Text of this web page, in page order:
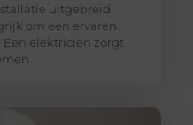
uitgebreid
om een ervaren
elektricien zorgt